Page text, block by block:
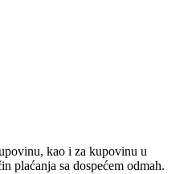
kao i za kupovinu u
plaćanja sa dospećem odmah.